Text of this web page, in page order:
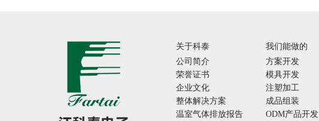
关于科泰
公司简介
荣誉证书
企业文化
整体解决方案
温室气体排放报告
我们能做的
方案开发
模具开发
注塑加工
成品组装
ODM产品开发